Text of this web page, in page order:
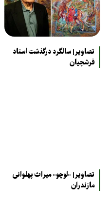
تصاویر| سالگرد درگذشت استاد
فرشچیان
تصاویر| «لوچو» میراث پهلوانی
مازندران